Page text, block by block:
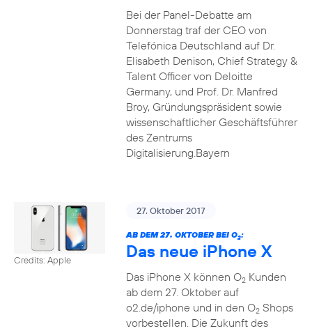
Bei der Panel-Debatte am
Donnerstag traf der CEO von
Telefónica Deutschland auf Dr.
Elisabeth Denison, Chief Strategy &
Talent Officer von Deloitte
Germany, und Prof. Dr. Manfred
Broy, Gründungspräsident sowie
wissenschaftlicher Geschäftsführer
des Zentrums
Digitalisierung.Bayern
Credits: Apple
27. Oktober 2017
AB DEM 27. OKTOBER BEI O2:
Das neue iPhone X
Das iPhone X können O2Kunden
ab dem 27. Oktober auf
o2.de/iphone und in den O2Shops
vorbestellen. Die Zukunft des